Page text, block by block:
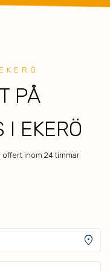
PÅ
I EKERÖ
inom 24 timmar.
location_on